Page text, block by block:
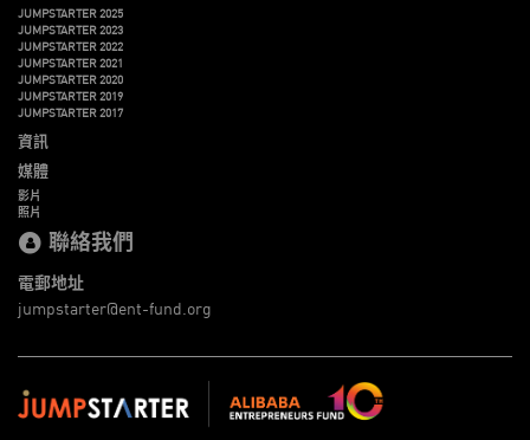
JUMPSTARTER 2025
JUMPSTARTER 2023
JUMPSTARTER 2022
JUMPSTARTER 2021
JUMPSTARTER 2020
JUMPSTARTER 2019
JUMPSTARTER 2017
資訊
媒體
影片
照片
聯絡我們
電郵地址
jumpstarter@ent-fund.org